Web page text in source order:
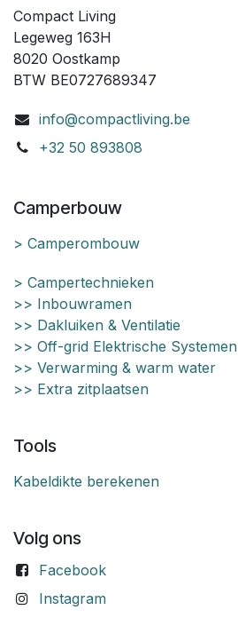
Compact Living
Legeweg 163H
8020 Oostkamp
BTW BE0727689347
info@compactliving.be
+32 50 893808
Camperbouw
> Camperombouw
> Campertechnieken
>> Inbouwramen
>> Dakluiken & Ventilatie
>> Off-grid Elektrische Systemen
>> Verwarming & warm water
>> Extra zitplaatsen
Tools
Kabeldikte berekenen
Volg ons
Facebook
Instagram